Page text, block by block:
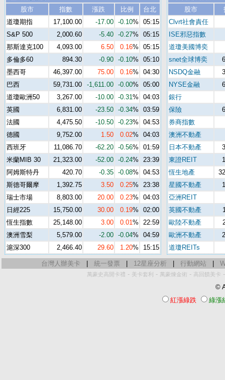
股市
指數 漲跌 比例
台北
道瓊期指
17,100.00 -17.00 -0.10%
05:15
S&P 500
2,000.60 -5.40 -0.27%
05:15
那斯達克100
4,093.00 6.50 0.16%
05:15
多倫多60
894.30 -0.90 -0.10%
05:10
墨西哥
46,397.00 75.00 0.16%
04:30
巴西
59,731.00 -1,611.00 -0.00%
05:00
道瓊歐洲50
3,267.00 -10.00 -0.31%
04:03
英國
6,831.00 -23.50 -0.34%
03:59
法國
4,475.50 -10.50 -0.23%
04:53
德國
9,752.00 1.50 0.02%
04:03
西班牙
11,086.70 -62.20 -0.56%
01:59
米蘭MIB 30
21,323.00 -52.00 -0.24%
23:39
阿姆斯特丹
420.70 -0.35 -0.08%
04:53
斯德哥爾摩
1,392.75 3.50 0.25%
23:38
瑞士市場
8,803.00 20.00 0.23%
04:03
日經225
15,750.00 30.00 0.19%
02:00
恆生指數
25,148.00 3.00 0.01%
22:59
澳洲雪梨
5,579.00 -2.00 -0.04%
04:59
滬深300
2,466.40 29.60 1.20% 15:15
股市
Clvrt社會責任
ISE邪惡指數
道瓊美國博奕
snet全球博奕
NSDQ金融
NYSE金融
銀行
保險
券商指數
澳洲不動產
日本不動產
東證REIT
恆生地產
星國不動產
亞洲REIT
英國不動產
歐陸不動產
歐洲不動產
道瓊REITs
台灣人辦美卡| 統一發票 12星座分析 行動網站
萬豪史高開卡禮 - 美卡套利 - 萬豪煉金術 - 高回饋美卡
©
紅漲綠跌
綠漲